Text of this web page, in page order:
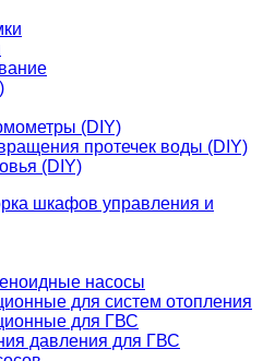
(DIY)
протечек воды (DIY)
(DIY)
шкафов управления и
насосы
для систем отопления
для ГВС
давления для ГВС